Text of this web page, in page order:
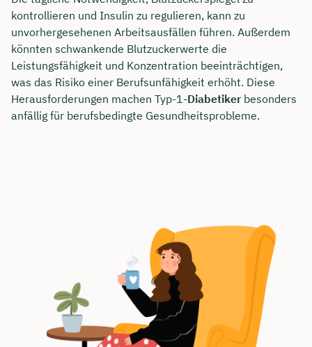
kontrollieren und Insulin zu regulieren, kann zu
unvorhergesehenen Arbeitsausfällen führen. Außerdem
könnten schwankende Blutzuckerwerte die
Leistungsfähigkeit und Konzentration beeinträchtigen,
was das Risiko einer Berufsunfähigkeit erhöht. Diese
Herausforderungen machen Typ-1-Diabetiker besonders
anfällig für berufsbedingte Gesundheitsprobleme.